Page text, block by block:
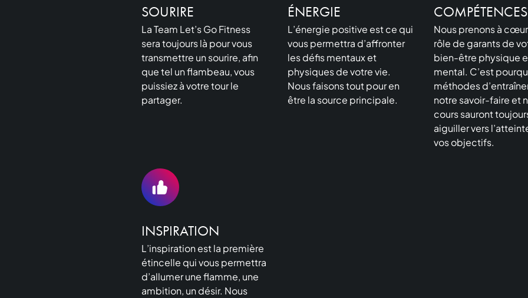
SOURIRE
La Team Let’s Go Fitness
sera toujours là pour vous
transmettre un sourire, afin
que tel un flambeau, vous
puissiez à votre tour le
partager.
ÉNERGIE
L’énergie positive est ce qui
vous permettra d’affronter
les défis mentaux et
physiques de votre vie.
Nous faisons tout pour en
être la source principale.
COMPÉTENCES
Nous prenons à
rôle de garants de
bien-être physique
mental. C’est
méthodes
notre savoir-faire et
cours sauront
aiguiller vers
vos objectifs.
INSPIRATION
L’inspiration est la première
étincelle qui vous permettra
d’allumer une flamme, une
ambition, un désir. Nous